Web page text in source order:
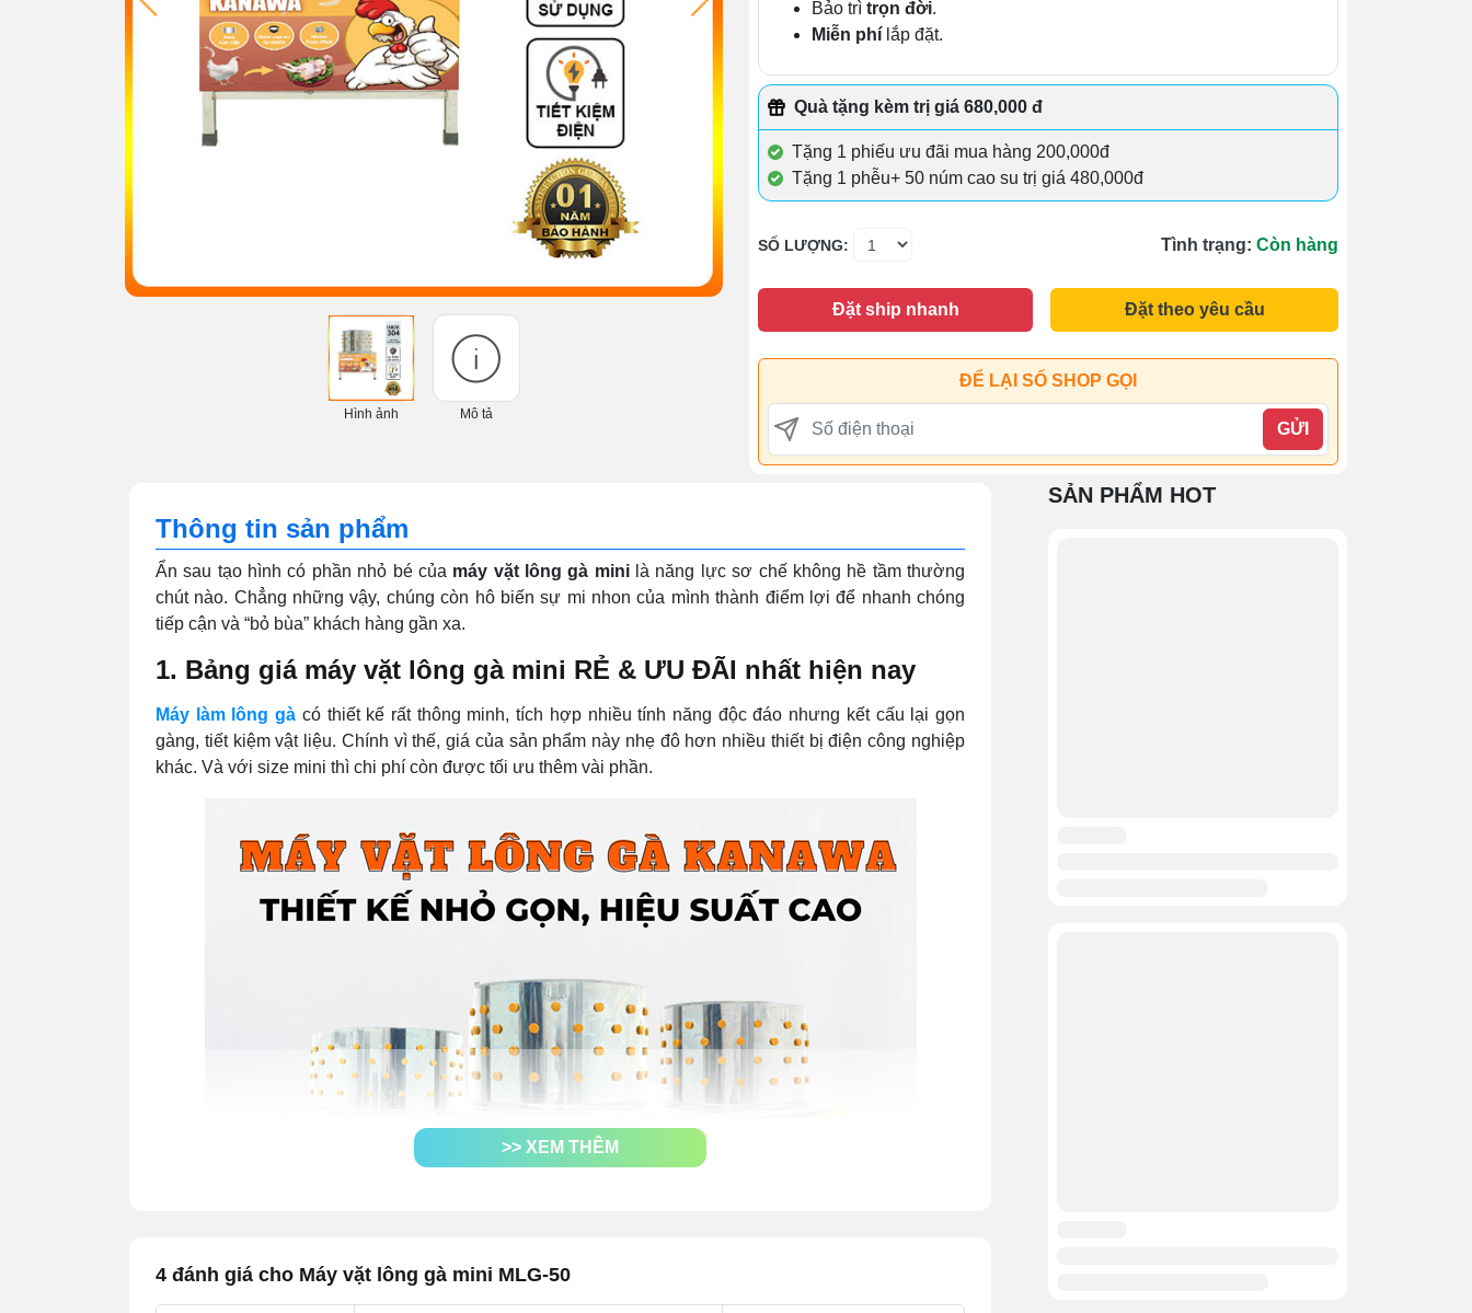
Hình ảnh Mô tả
Bảo trì trọn đời.
Miễn phí lắp đặt.
Quà tặng kèm trị giá 680,000 đ
Tặng 1 phiếu ưu đãi mua hàng 200,000đ
Tặng 1 phễu+ 50 núm cao su trị giá 480,000đ
SỐ LƯỢNG: Tình trạng: Còn hàng
Đặt ship nhanh Đặt theo yêu cầu
ĐỂ LẠI SỐ SHOP GỌI
GỬI
Thông tin sản phẩm
Ẩn sau tạo hình có phần nhỏ bé của máy vặt lông gà minilà năng lực sơ chế không hề tầm thường
chút nào. Chẳng những vậy, chúng còn hô biến sự mi nhon của mình thành điểm lợi để nhanh chóng
tiếp cận và “bỏ bùa” khách hàng gần xa.
1. Bảng giá máy vặt lông gà mini RẺ & ƯU ĐÃI nhất hiện nay
Máy làm lông gà có thiết kế rất thông minh, tích hợp nhiều tính năng độc đáo nhưng kết cấu lại gọn
gàng, tiết kiệm vật liệu. Chính vì thế, giá của sản phẩm này nhẹ đô hơn nhiều thiết bị điện công nghiệp
khác. Và với size mini thì chi phí còn được tối ưu thêm vài phần.
>> XEM THÊM
4 đánh giá cho Máy vặt lông gà mini MLG-50
SẢN PHẨM HOT